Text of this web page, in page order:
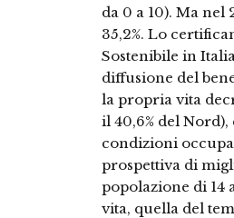
da 0 a 10). Ma nel
35,2%. Lo
Sostenibile in
diffusione del
la propria vita
il 40,6% del
condizioni
prospettiva di
popolazione di 14
vita, quella del